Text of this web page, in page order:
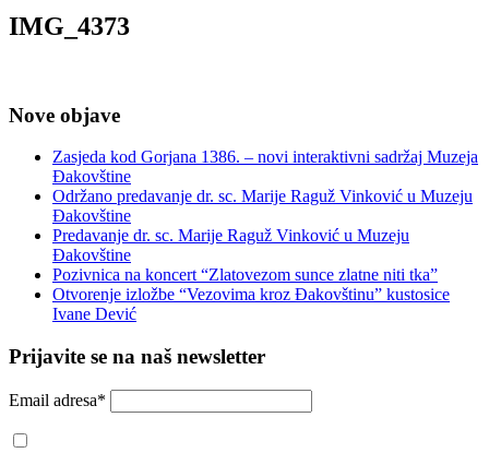
IMG_4373
Nove objave
Zasjeda kod Gorjana 1386. – novi interaktivni sadržaj Muzeja
Đakovštine
Održano predavanje dr. sc. Marije Raguž Vinković u Muzeju
Đakovštine
Predavanje dr. sc. Marije Raguž Vinković u Muzeju
Đakovštine
Pozivnica na koncert “Zlatovezom sunce zlatne niti tka”
Otvorenje izložbe “Vezovima kroz Đakovštinu” kustosice
Ivane Dević
Prijavite se na naš newsletter
Email adresa*